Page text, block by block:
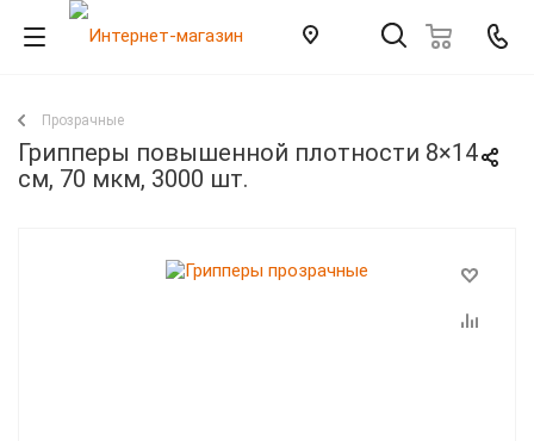
Прозрачные
Грипперы повышенной плотности 8×14
см, 70 мкм, 3000 шт.